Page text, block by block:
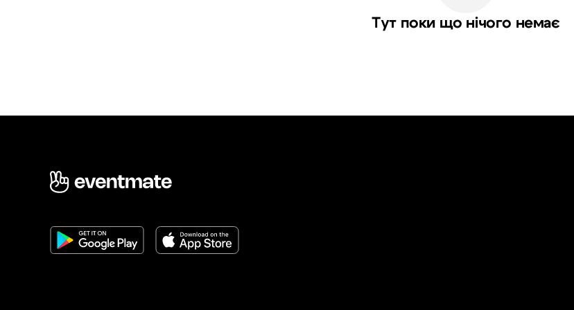
Тут поки що нічого немає